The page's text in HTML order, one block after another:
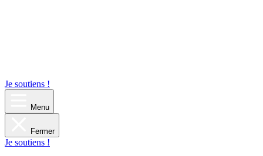
Je soutiens !
Menu
Fermer
Je soutiens !